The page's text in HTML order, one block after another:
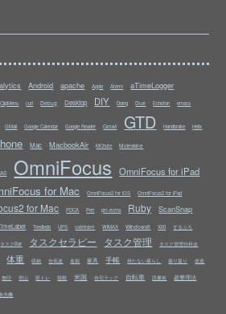
Android apache Apple Aterm aTimeLogger
ClipMenu curl Debug Desktop DIY Doing Due Echofon emacs
GMail Google Calendar Google Reader Growl GTD Handbrake Helix
Mac MacbookAir MChute Moleskine
OmniFocus OmniFocus for iPad
for Mac OmniFocus2 for iOS OmniFocus2 for iPad
for Mac PDCA Perl prc-ecma Ruby ScanSnap
Toodledo UPS ustream WiMAX Windows8 X60 するぷろ
タスクBar タスクセラピー タスク管理 タスク管理分科会
体重 収納 合気道 名刺 家具 手帳 持たない暮らし 振り返り 改造
無印 登山 筋トレ 箱根 米国 自宅ラック 自転車 読書術 超整理法
洗機